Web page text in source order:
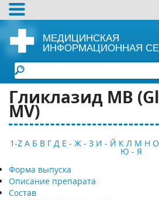
МЕДИЦИНСКАЯ
ИНФОРМАЦИОННАЯ
Гликлазид МВ
MV)
1-Z А Б В Г Д Е - Ж - З И - Й К Л М Н О
Ю - Я
Форма выпуска
Описание препарата
Состав